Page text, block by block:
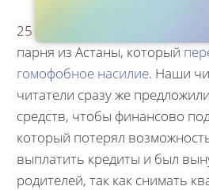
25 сентября мы опубликовали
парня из Астаны, который
гомофобное насилие. Наши
читатели сразу же
средств, чтобы финансово
который потерял
выплатить кредиты и был
родителей, так как снимать